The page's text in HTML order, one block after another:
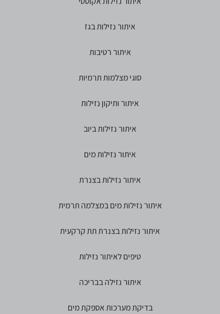
איתור נזילות בגז
איתור רטיבות
סוגי מצלמות תרמיות
איתור ותיקון נזילות
איתור נזילות ביוב
איתור נזילות מים
איתור נזילות בצנרת
איתור נזילות מים במצלמה תרמית
איתור נזילות בצנרת תת קרקעית
טיפים לאיתור נזילות
איתור נזילה בבריכה
בדיקת מערכות אספקת מים